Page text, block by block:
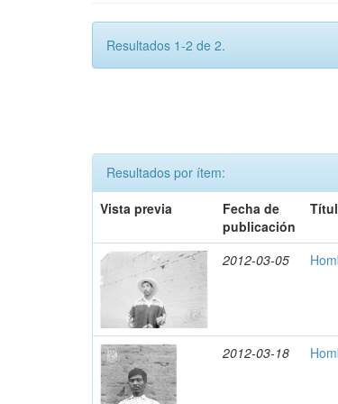
Resultados 1-2 de 2.
Resultados por ítem:
Vista previa
Fecha de
publicación
2012-03-05
2012-03-18